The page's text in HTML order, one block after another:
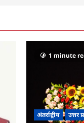
1 minute
अंतर्राष्ट्रीय
उत्तर